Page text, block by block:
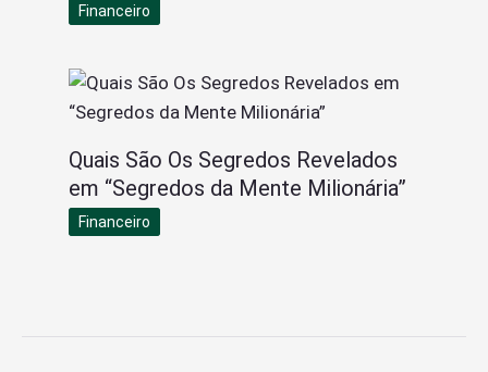
Financeiro
Quais São Os Segredos Revelados
em “Segredos da Mente Milionária”
Financeiro